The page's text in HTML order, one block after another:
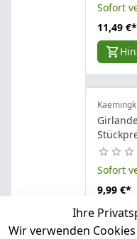
Sofort
11,49 €*
Kaemingk
Sofort
9,99 €*
Ihre
Wir verwenden